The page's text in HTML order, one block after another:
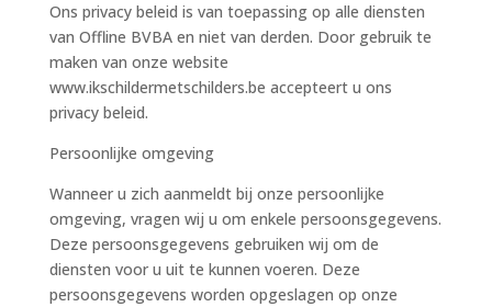
Ons privacy beleid is van toepassing op alle diensten
van Offline BVBA en niet van derden. Door gebruik te
maken van onze website
www.ikschildermetschilders.be accepteert u ons
privacy beleid.
Persoonlijke omgeving
Wanneer u zich aanmeldt bij onze persoonlijke
omgeving, vragen wij u om enkele persoonsgegevens.
Deze persoonsgegevens gebruiken wij om de
diensten voor u uit te kunnen voeren. Deze
persoonsgegevens worden opgeslagen op onze